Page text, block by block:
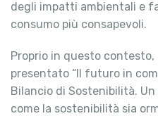
degli impatti ambientali e
consumo più consapevoli.
Proprio in questo contesto,
presentato “Il futuro in
Bilancio di Sostenibilità.
come la sostenibilità sia